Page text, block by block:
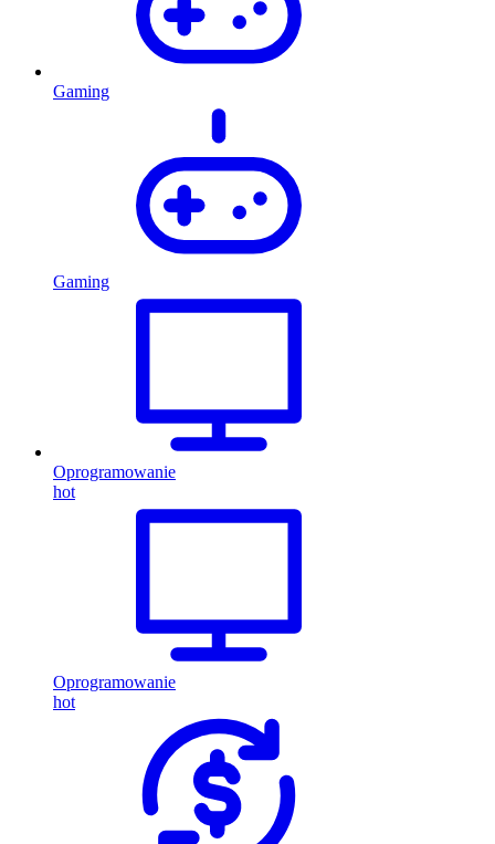
Gaming
Gaming
Oprogramowanie
hot
Oprogramowanie
hot